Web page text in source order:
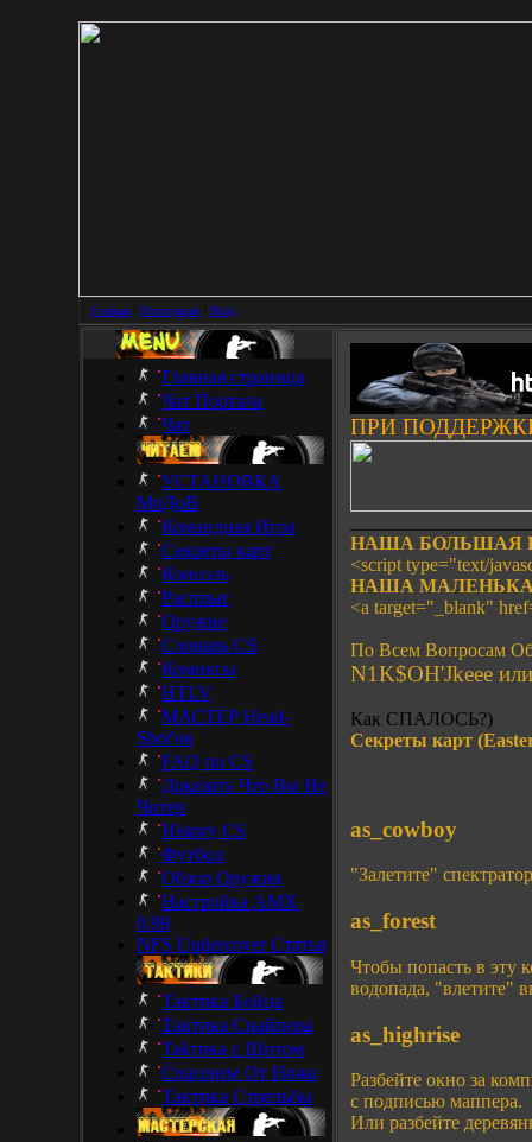
Главная Регистрация Вход
Главная страница
Чат Портала
Чат
УСТАНОВКА
МоДоВ
Командная Игра
Секреты карт
Консоль
Распрыг
Оружие
Словарь CS
Комиксы
HTLV
МАСТЕР Head-
Shot'ов
FAQ по CS
Доказать Что Вы Не
Читер
History CS
Футбол
Обзор Оружия
Настройка AMX
0.99
NFS Undercover Статья
Тактика Бойца
Тактика Снайпера
Takтика с Щитом
Спасение От Ножа
Тактика Стрельбы
ПРИ
НАША БОЛЬШАЯ
<script type="text/
НАША
<a target="_blank"
По Всем Вопросам
N1K$OH'Jkeee
Как СПАЛОСЬ?)
Секреты карт
as_cowboy
"Залетите"
as_forest
Чтобы попасть в эту
водопада, "влетите"
as_highrise
Разбейте окно за
с подписью маппера.
Или разбейте